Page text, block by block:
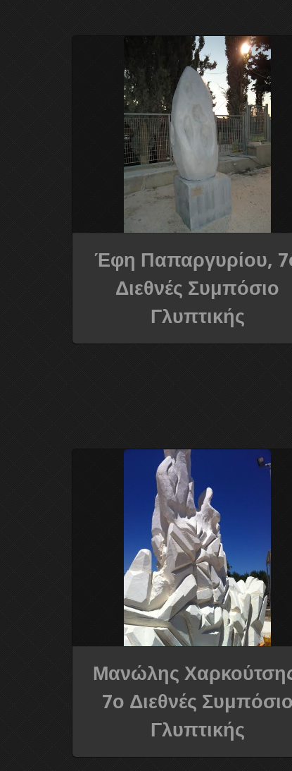
Έφη Παπαργυρίου,
Διεθνές Συμπόσιο
Γλυπτικής
Μανώλης
7ο Διεθνές Συμπόσιο
Γλυπτικής